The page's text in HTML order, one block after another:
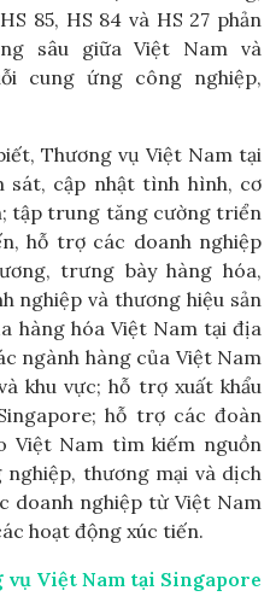
85, HS 84 và HS 27 phản
sâu giữa Việt Nam và
cung ứng công nghiệp,
Thương vụ Việt Nam tại
sát, cập nhật tình hình, cơ
tập trung tăng cường triển
hỗ trợ các doanh nghiệp
trưng bày hàng hóa,
nghiệp và thương hiệu sản
hàng hóa Việt Nam tại địa
ngành hàng của Việt Nam
khu vực; hỗ trợ xuất khẩu
hỗ trợ các đoàn
Việt Nam tìm kiếm nguồn
thương mại và dịch
doanh nghiệp từ Việt Nam
hoạt động xúc tiến.
vụ Việt Nam tại Singapore